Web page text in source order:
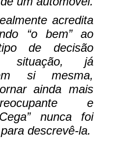
acredita
“o bem” ao
de decisão
situação, já
si mesma,
ainda mais
e
nunca foi
descrevê-la.